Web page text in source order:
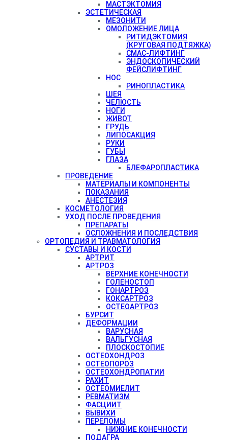
МАСТЭКТОМИЯ
ЭСТЕТИЧЕСКАЯ
МЕЗОНИТИ
ОМОЛОЖЕНИЕ ЛИЦА
РИТИДЭКТОМИЯ
(КРУГОВАЯ ПОДТЯЖКА)
СМАС-ЛИФТИНГ
ЭНДОСКОПИЧЕСКИЙ
ФЕЙСЛИФТИНГ
НОС
РИНОПЛАСТИКА
ШЕЯ
ЧЕЛЮСТЬ
НОГИ
ЖИВОТ
ГРУДЬ
ЛИПОСАКЦИЯ
РУКИ
ГУБЫ
ГЛАЗА
БЛЕФАРОПЛАСТИКА
ПРОВЕДЕНИЕ
МАТЕРИАЛЫ И КОМПОНЕНТЫ
ПОКАЗАНИЯ
АНЕСТЕЗИЯ
КОСМЕТОЛОГИЯ
УХОД ПОСЛЕ ПРОВЕДЕНИЯ
ПРЕПАРАТЫ
ОСЛОЖНЕНИЯ И ПОСЛЕДСТВИЯ
ОРТОПЕДИЯ И ТРАВМАТОЛОГИЯ
СУСТАВЫ И КОСТИ
АРТРИТ
АРТРОЗ
ВЕРХНИЕ КОНЕЧНОСТИ
ГОЛЕНОСТОП
ГОНАРТРОЗ
КОКСАРТРОЗ
ОСТЕОАРТРОЗ
БУРСИТ
ДЕФОРМАЦИИ
ВАРУСНАЯ
ВАЛЬГУСНАЯ
ПЛОСКОСТОПИЕ
ОСТЕОХОНДРОЗ
ОСТЕОПОРОЗ
ОСТЕОХОНДРОПАТИИ
РАХИТ
ОСТЕОМИЕЛИТ
РЕВМАТИЗМ
ФАСЦИИТ
ВЫВИХИ
ПЕРЕЛОМЫ
НИЖНИЕ КОНЕЧНОСТИ
ПОДАГРА